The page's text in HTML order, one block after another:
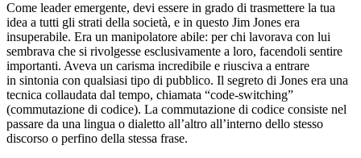
Come leader emergente, devi essere in grado di trasmettere la tua
idea a tutti gli strati della società, e in questo Jim Jones era
insuperabile. Era un manipolatore abile: per chi lavorava con lui
sembrava che si rivolgesse esclusivamente a loro, facendoli sentire
importanti. Aveva un carisma incredibile e riusciva a entrare
in sintonia con qualsiasi tipo di pubblico. Il segreto di Jones era una
tecnica collaudata dal tempo, chiamata “code-switching”
(commutazione di codice). La commutazione di codice consiste nel
passare da una lingua o dialetto all’altro all’interno dello stesso
discorso o perfino della stessa frase.